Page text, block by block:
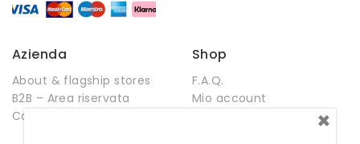
Azienda
About & flagship stores
B2B – Area riservata
Contatti
Shop
F.A.Q.
Mio account
×